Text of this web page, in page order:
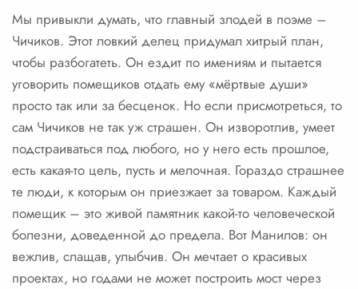
Мы привыкли думать, что главный злодей в поэме –
Чичиков. Этот ловкий делец придумал хитрый план,
чтобы разбогатеть. Он ездит по имениям и пытается
уговорить помещиков отдать ему «мёртвые души»
просто так или за бесценок. Но если присмотреться, то
сам Чичиков не так уж страшен. Он изворотлив, умеет
подстраиваться под любого, но у него есть прошлое,
есть какая-то цель, пусть и мелочная. Гораздо страшнее
те люди, к которым он приезжает за товаром. Каждый
помещик – это живой памятник какой-то человеческой
болезни, доведенной до предела. Вот Манилов: он
вежлив, слащав, улыбчив. Он мечтает о красивых
проектах, но годами не может построить мост через